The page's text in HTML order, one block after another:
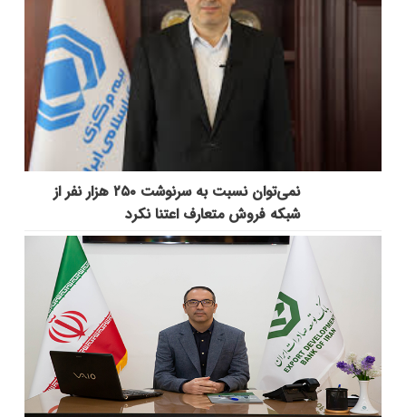
نمی‌توان نسبت به سرنوشت ۲۵۰ هزار نفر از
شبکه فروش متعارف اعتنا نکرد